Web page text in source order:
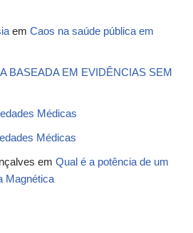
em Caos na saúde pública em
BASEADA EM EVIDÊNCIAS SEM
Médicas
Médicas
em Qual é a potência de um
Magnética